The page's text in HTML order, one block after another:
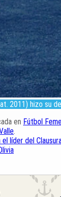
2011) hizo su
en Fútbol
.
líder del